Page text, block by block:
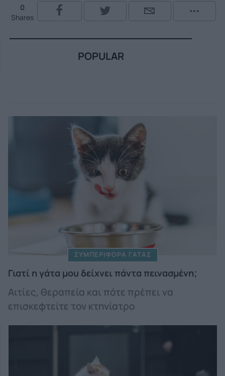
0
Shares
POPULAR
ΣΥΜΠΕΡΙΦΟΡΑ ΓΑΤΑΣ
Γιατί η γάτα μου δείχνει πάντα πεινασμένη;
Αιτίες, θεραπεία και πότε πρέπει να
επισκεφτείτε τον κτηνίατρο